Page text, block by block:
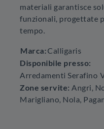
materiali garantisce
funzionali, progettate
tempo.
Marca: Calligaris
Disponibile presso:
Arredamenti Serafino
Zone servite: Angri,
Marigliano, Nola,